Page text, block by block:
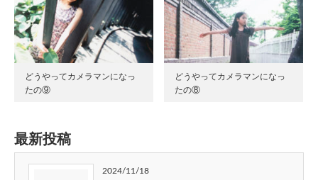
どうやってカメラマンになっ
たの⑨
どうやってカメラマンになっ
たの⑧
最新投稿
2024/11/18